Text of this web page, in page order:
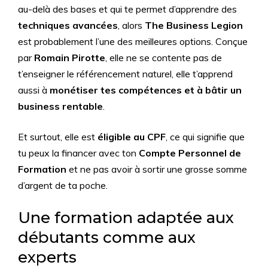
au-delà des bases et qui te permet d’apprendre des
techniques avancées, alors The Business Legion
est probablement l’une des meilleures options. Conçue
par Romain Pirotte, elle ne se contente pas de
t’enseigner le référencement naturel, elle t’apprend
aussi à monétiser tes compétences et à bâtir un
business rentable.
Et surtout, elle est éligible au CPF, ce qui signifie que
tu peux la financer avec ton Compte Personnel de
Formation et ne pas avoir à sortir une grosse somme
d’argent de ta poche.
Une formation adaptée aux
débutants comme aux
experts